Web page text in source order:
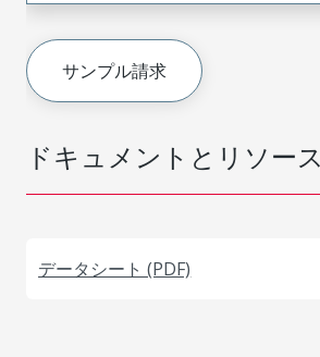
ドキュメントとリソース
データシート (PDF)
サンプル請求